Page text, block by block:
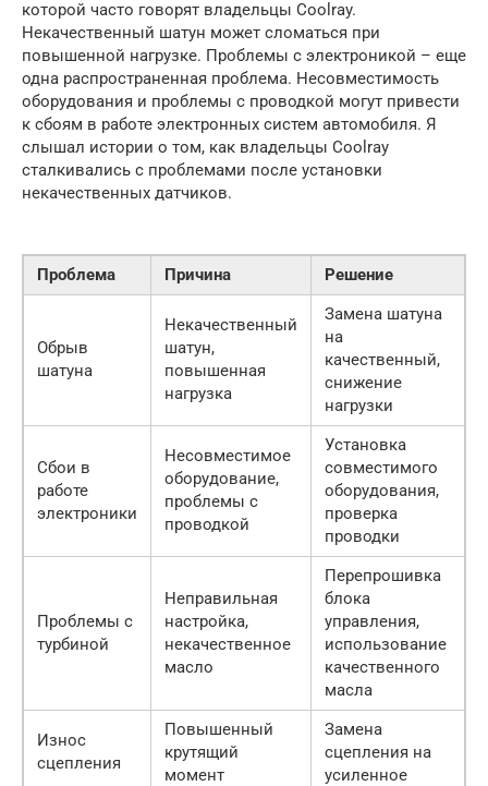
которой часто говорят владельцы Coolray.
Некачественный шатун может сломаться при
повышенной нагрузке. Проблемы с электроникой – еще
одна распространенная проблема. Несовместимость
оборудования и проблемы с проводкой могут привести
к сбоям в работе электронных систем автомобиля. Я
слышал истории о том, как владельцы Coolray
сталкивались с проблемами после установки
некачественных датчиков.
Проблема Причина Решение
Обрыв
шатуна
Некачественный
шатун,
повышенная
нагрузка
Замена шатуна
на
качественный,
снижение
нагрузки
Сбои в
работе
электроники
Несовместимое
оборудование,
проблемы с
проводкой
Установка
совместимого
оборудования,
проверка
проводки
Проблемы с
турбиной
Неправильная
настройка,
некачественное
масло
Перепрошивка
блока
управления,
использование
качественного
масла
Износ
сцепления
Повышенный
крутящий
момент
Замена
сцепления на
усиленное